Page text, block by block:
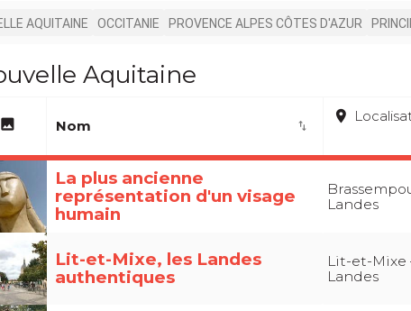
AQUITAINE OCCITANIE PROVENCE ALPES CÔTES D'AZUR
Aquitaine
image Nom import_export
place
La plus ancienne
représentation d'un visage
humain
Landes
Lit-et-Mixe, les Landes
authentiques
Lit-et-Mixe
Landes